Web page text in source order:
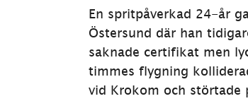
En spritpåverkad 24-år
Östersund där han
saknade certifikat men
timmes flygning
vid Krokom och störtade